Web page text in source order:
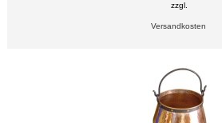
zzgl.
Versandkosten